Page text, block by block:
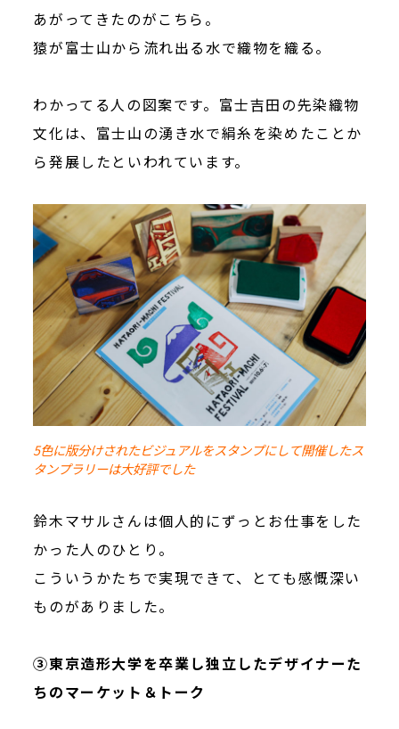
あがってきたのがこちら。
猿が富士山から流れ出る水で織物を織る。
わかってる人の図案です。富士吉田の先染織物
文化は、富士山の湧き水で絹糸を染めたことか
ら発展したといわれています。
5色に版分けされたビジュアルをスタンプにして開催したス
タンプラリーは大好評でした
鈴木マサルさんは個人的にずっとお仕事をした
かった人のひとり。
こういうかたちで実現できて、とても感慨深い
ものがありました。
③東京造形大学を卒業し独立したデザイナーた
ちのマーケット＆トーク